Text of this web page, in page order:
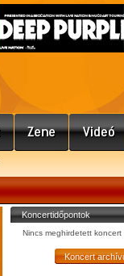
Koncertidőpontok
Nincs meghirdetett koncert